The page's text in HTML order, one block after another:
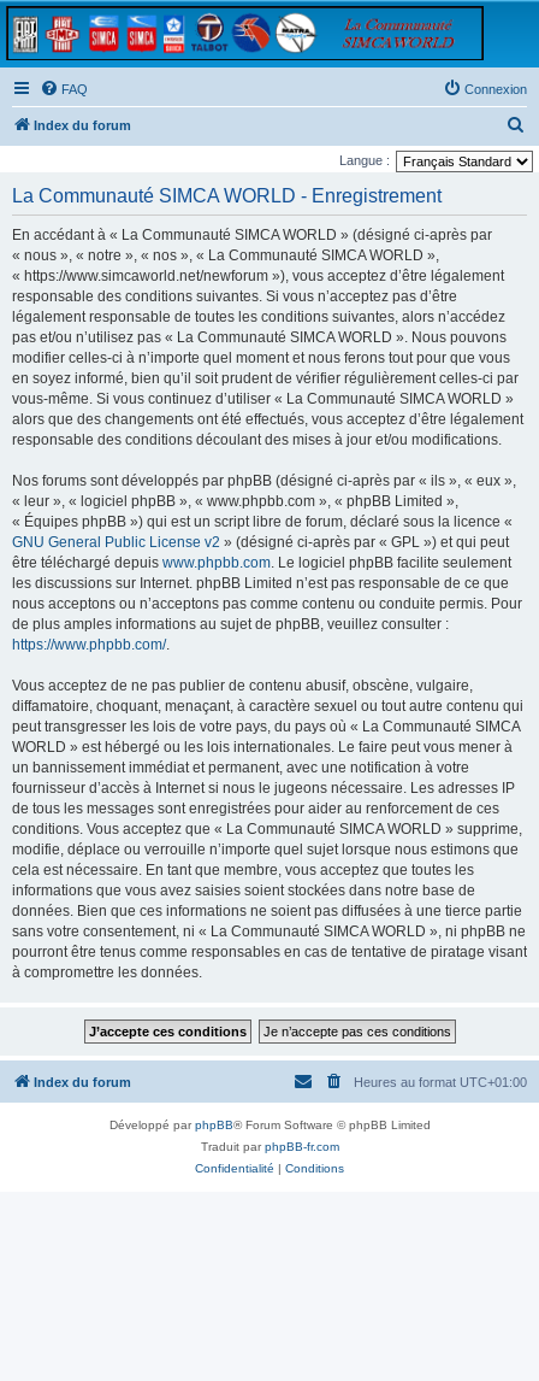
FAQ Connexion
Index du forum
e
Langue :
La Communauté SIMCA WORLD - Enregistrement
En accédant à « La Communauté SIMCA WORLD » (désigné ci-après par
« nous », « notre », « nos », « La Communauté SIMCA WORLD »,
« https://www.simcaworld.net/newforum »), vous acceptez d’être légalement
responsable des conditions suivantes. Si vous n’acceptez pas d’être
légalement responsable de toutes les conditions suivantes, alors n’accédez
pas et/ou n’utilisez pas « La Communauté SIMCA WORLD ». Nous pouvons
modifier celles-ci à n’importe quel moment et nous ferons tout pour que vous
en soyez informé, bien qu’il soit prudent de vérifier régulièrement celles-ci par
vous-même. Si vous continuez d’utiliser « La Communauté SIMCA WORLD »
alors que des changements ont été effectués, vous acceptez d’être légalement
responsable des conditions découlant des mises à jour et/ou modifications.
Nos forums sont développés par phpBB (désigné ci-après par « ils », « eux »,
« leur », « logiciel phpBB », « www.phpbb.com », « phpBB Limited »,
« Équipes phpBB ») qui est un script libre de forum, déclaré sous la licence «
GNU General Public License v2 » (désigné ci-après par « GPL ») et qui peut
être téléchargé depuis www.phpbb.com. Le logiciel phpBB facilite seulement
les discussions sur Internet. phpBB Limited n’est pas responsable de ce que
nous acceptons ou n’acceptons pas comme contenu ou conduite permis. Pour
de plus amples informations au sujet de phpBB, veuillez consulter :
https://www.phpbb.com/.
Vous acceptez de ne pas publier de contenu abusif, obscène, vulgaire,
diffamatoire, choquant, menaçant, à caractère sexuel ou tout autre contenu qui
peut transgresser les lois de votre pays, du pays où « La Communauté SIMCA
WORLD » est hébergé ou les lois internationales. Le faire peut vous mener à
un bannissement immédiat et permanent, avec une notification à votre
fournisseur d’accès à Internet si nous le jugeons nécessaire. Les adresses IP
de tous les messages sont enregistrées pour aider au renforcement de ces
conditions. Vous acceptez que « La Communauté SIMCA WORLD » supprime,
modifie, déplace ou verrouille n’importe quel sujet lorsque nous estimons que
cela est nécessaire. En tant que membre, vous acceptez que toutes les
informations que vous avez saisies soient stockées dans notre base de
données. Bien que ces informations ne soient pas diffusées à une tierce partie
sans votre consentement, ni « La Communauté SIMCA WORLD », ni phpBB ne
pourront être tenus comme responsables en cas de tentative de piratage visant
à compromettre les données.
Index du forum Heures au format UTC+01:00
Développé parphpBB® Forum Software © phpBB Limited
Traduit parphpBB-fr.com
Confidentialité | Conditions